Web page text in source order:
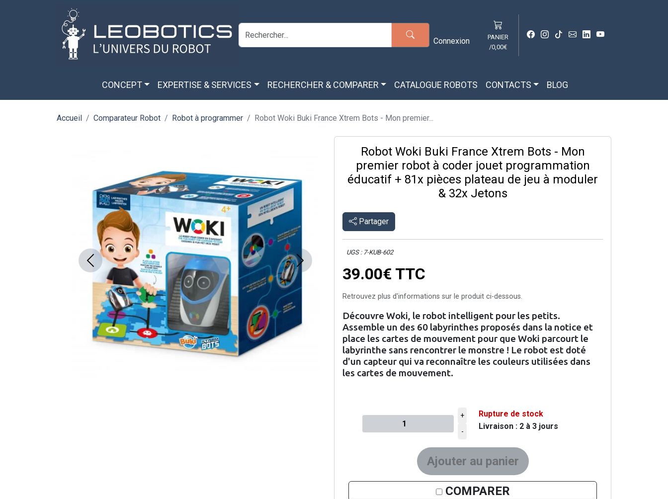
Aller au contenu principal
Connexion
PANIER
/0,00€
CONCEPT EXPERTISE & SERVICES RECHERCHER & COMPARER CATALOGUE ROBOTS CONTACTS BLOG
Accueil Comparateur Robot Robot à programmer Robot Woki Buki France Xtrem Bots - Mon premier...
Previous Next
Robot Woki Buki France Xtrem Bots - Mon
premier robot à coder jouet programmation
éducatif + 81x pièces plateau de jeu à moduler
& 32x Jetons
Partager
UGS : 7-KUB-602
39.00€ TTC
Retrouvez plus d'informations sur le produit ci-dessous.
Découvre Woki, le robot intelligent pour les petits.
Assemble un des 60 labyrinthes proposés dans la notice et
place les cartes de mouvement pour que Woki parcourt le
labyrinthe sans rencontrer le monstre ! Le robot est doté
d'un capteur qui va reconnaître les couleurs utilisées dans
les cartes de mouvement.
Quantité à ajouter au panier
+
-
Rupture de stock
Livraison : 2 à 3 jours
COMPARER
Panneau de gestion des cookies